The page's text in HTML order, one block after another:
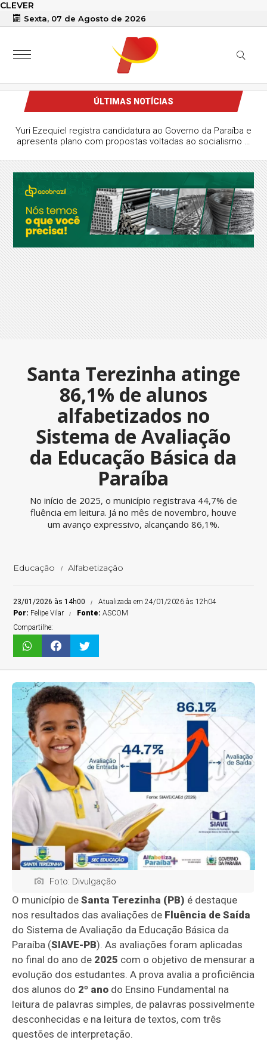
CLEVER
Sexta, 07 de Agosto de 2026
ÚLTIMAS NOTÍCIAS
Yuri Ezequiel registra candidatura ao Governo da Paraíba e
apresenta plano com propostas voltadas ao socialismo e
Santa Terezinha atinge
86,1% de alunos
alfabetizados no
Sistema de Avaliação
da Educação Básica da
Paraíba
No início de 2025, o município registrava 44,7% de
fluência em leitura. Já no mês de novembro, houve
um avanço expressivo, alcançando 86,1%.
Educação Alfabetização
23/01/2026 às 14h00
Atualizada em 24/01/2026 às 12h04
Por: Felipe Vilar Fonte:ASCOM
Compartilhe:
Foto: Divulgação
O município deSanta Terezinha (PB) é destaque
nos resultados das avaliações de Fluência de Saída
do Sistema de Avaliação da Educação Básica da
Paraíba (SIAVE-PB). As avaliações foram aplicadas
no final do ano de 2025 com o objetivo de mensurar a
evolução dos estudantes. A prova avalia a proficiência
dos alunos do 2º ano do Ensino Fundamental na
leitura de palavras simples, de palavras possivelmente
desconhecidas e na leitura de textos, com três
questões de interpretação.